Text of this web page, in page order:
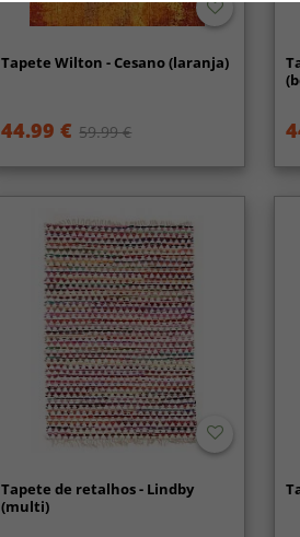
Tapete Wilton - Cesano (laranja)
44.99 € 59.99 €
Tapete de retalhos - Lindby
(multi)